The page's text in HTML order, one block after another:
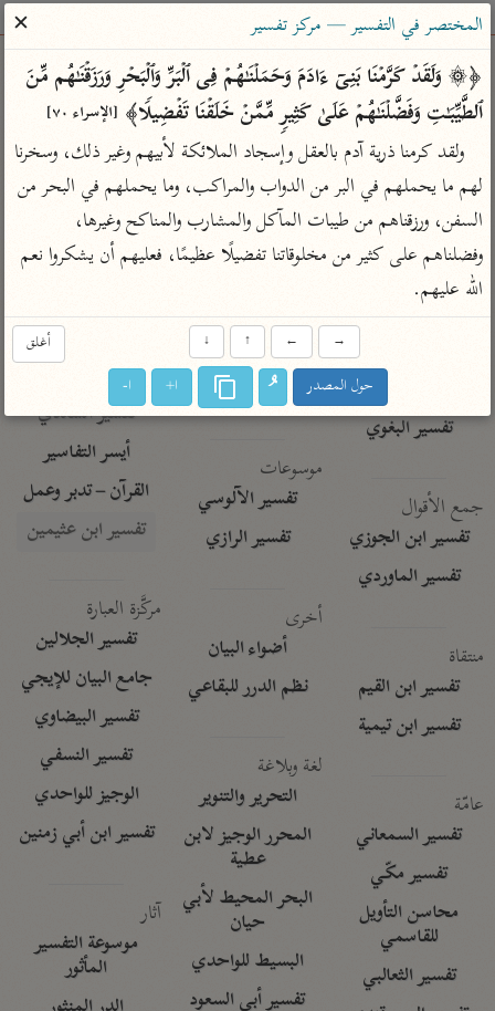
ساهم معنا في نشر القرآن والعلم الشرعي
الباحث القرآني
بحث تفسير علوم مصاحف
Type 2 or more characters for results.
Type 1 or more
characters for results.
أمّهات
تفسير الطبري
تفسير ابن كثير
تفسير القرطبي
تفسير البغوي
جمع الأقوال
تفسير ابن الجوزي
تفسير الماوردي
منتقاة
تفسير ابن القيم
تفسير ابن تيمية
عامّة
تفسير السمعاني
تفسير مكّي
محاسن التأويل
للقاسمي
تفسير الثعالبي
فتح البيان للقنوجي
فتح القدير للشوكاني
تفسير ابن جزي
موسوعات
تفسير الآلوسي
تفسير الرازي
أخرى
أضواء البيان
نظم الدرر للبقاعي
لغة وبلاغة
التحرير والتنوير
المحرر الوجيز لابن
عطية
البحر المحيط لأبي
حيان
البسيط للواحدي
تفسير أبي السعود
الميسر
المختصر في
التفسير
تفسير السعدي
أيسر التفاسير
القرآن – تدبر وعمل
تفسير ابن عثيمين
مركَّزة العبارة
تفسير الجلالين
جامع البيان للإيجي
تفسير البيضاوي
تفسير النسفي
الوجيز للواحدي
تفسير ابن أبي زمنين
آثار
موسوعة التفسير
المأثور
المختصر في التفسير — مركز تفسير
✕
ٱلطَّیِّبَـٰتِ وَفَضَّلۡنَـٰهُمۡ عَلَىٰ كَثِیرࣲ مِّمَّنۡ خَلَقۡنَا تَفۡضِیلࣰا﴾ [الإسراء ٧٠]
الله عليهم.
أغلق →
←
↑
↓
حول المصدر ا+ ا-